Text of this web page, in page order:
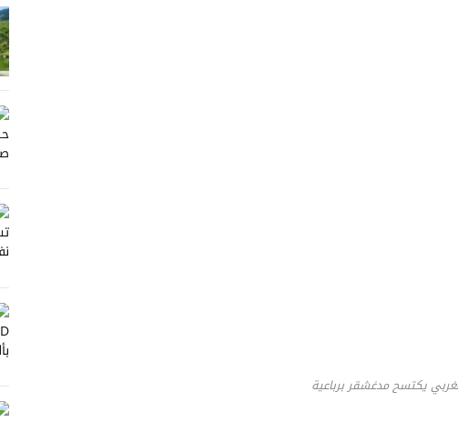
يكتسح مدغشقر برباعية